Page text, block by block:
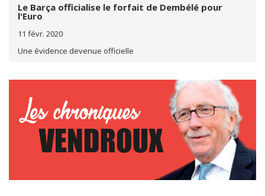
Le Barça officialise le forfait de Dembélé pour
l'Euro
11 févr. 2020
Une évidence devenue officielle